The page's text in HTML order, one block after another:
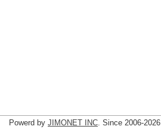
Powerd by JIMONET INC. Since 2006-2026